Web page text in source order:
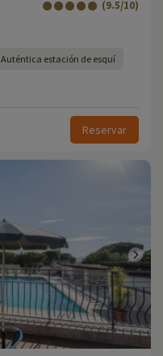
(9.5/10)
Auténtica estación de esquí
Reservar